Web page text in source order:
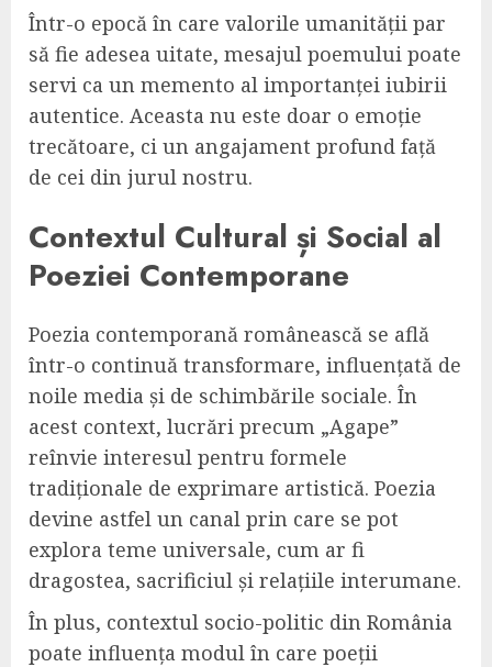
Într-o epocă în care valorile umanității par
să fie adesea uitate, mesajul poemului poate
servi ca un memento al importanței iubirii
autentice. Aceasta nu este doar o emoție
trecătoare, ci un angajament profund față
de cei din jurul nostru.
Contextul Cultural și Social al
Poeziei Contemporane
Poezia contemporană românească se află
într-o continuă transformare, influențată de
noile media și de schimbările sociale. În
acest context, lucrări precum „Agape”
reînvie interesul pentru formele
tradiționale de exprimare artistică. Poezia
devine astfel un canal prin care se pot
explora teme universale, cum ar fi
dragostea, sacrificiul și relațiile interumane.
În plus, contextul socio-politic din România
poate influența modul în care poeții